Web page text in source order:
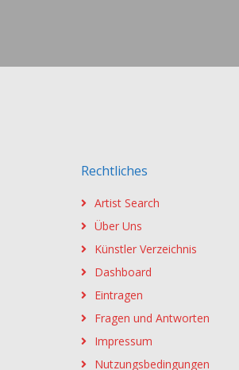
Rechtliches
Artist Search
Über Uns
Künstler Verzeichnis
Dashboard
Eintragen
Fragen und Antworten
Impressum
Nutzungsbedingungen